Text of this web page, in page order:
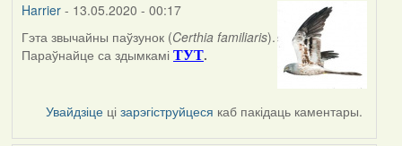
Harrier- 13.05.2020 - 00:17
In
reply
Наталья
К
Гэта звычайны паўзунок (Certhia familiaris).
Параўнайце са здымкамі ТУТ.
Увайдзіце цізарэгіструйцеся каб пакідаць каментары.